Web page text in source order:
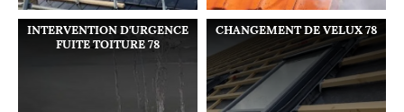
INTERVENTION D'URGENCE
FUITE TOITURE 78
CHANGEMENT DE VELUX 78